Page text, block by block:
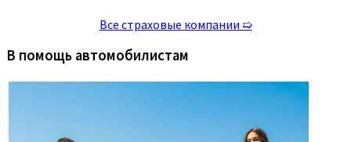
Все страховые компании ➯
В помощь автомобилистам